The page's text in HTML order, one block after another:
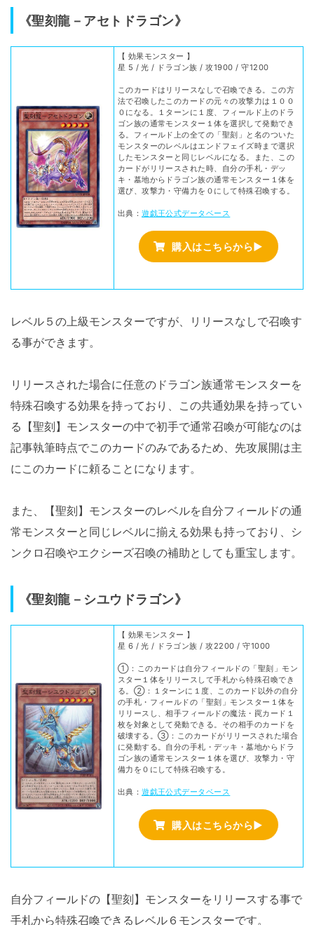
《聖刻龍－アセトドラゴン》
【 効果モンスター 】
星 5 / 光 / ドラゴン族 / 攻1900 / 守1200
このカードはリリースなしで召喚できる。この方
法で召喚したこのカードの元々の攻撃力は１００
０になる。１ターンに１度、フィールド上のドラ
ゴン族の通常モンスター１体を選択して発動でき
る。フィールド上の全ての「聖刻」と名のついた
モンスターのレベルはエンドフェイズ時まで選択
したモンスターと同じレベルになる。また、この
カードがリリースされた時、自分の手札・デッ
キ・墓地からドラゴン族の通常モンスター１体を
選び、攻撃力・守備力を０にして特殊召喚する。
出典：遊戯王公式データベース
購入はこちらから▶
レベル５の上級モンスターですが、リリースなしで召喚す
る事ができます。
リリースされた場合に任意のドラゴン族通常モンスターを
特殊召喚する効果を持っており、この共通効果を持ってい
る【聖刻】モンスターの中で初手で通常召喚が可能なのは
記事執筆時点でこのカードのみであるため、先攻展開は主
にこのカードに頼ることになります。
また、【聖刻】モンスターのレベルを自分フィールドの通
常モンスターと同じレベルに揃える効果も持っており、シ
ンクロ召喚やエクシーズ召喚の補助としても重宝します。
《聖刻龍－シユウドラゴン》
【 効果モンスター 】
星 6 / 光 / ドラゴン族 / 攻2200 / 守1000
①：このカードは自分フィールドの「聖刻」モン
スター１体をリリースして手札から特殊召喚でき
る。②：１ターンに１度、このカード以外の自分
の手札・フィールドの「聖刻」モンスター１体を
リリースし、相手フィールドの魔法・罠カード１
枚を対象として発動できる。その相手のカードを
破壊する。③：このカードがリリースされた場合
に発動する。自分の手札・デッキ・墓地からドラ
ゴン族の通常モンスター１体を選び、攻撃力・守
備力を０にして特殊召喚する。
出典：遊戯王公式データベース
購入はこちらから▶
自分フィールドの【聖刻】モンスターをリリースする事で
手札から特殊召喚できるレベル６モンスターです。